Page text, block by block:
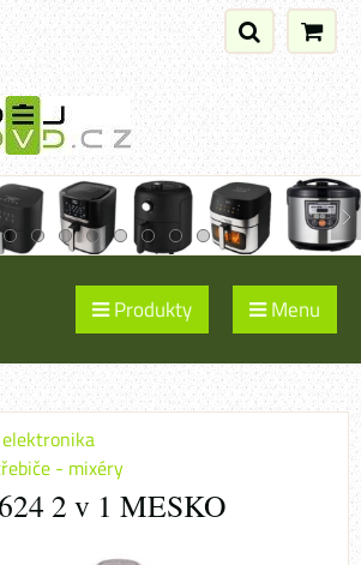
Produkty Menu
- mixéry
2 v 1 MESKO